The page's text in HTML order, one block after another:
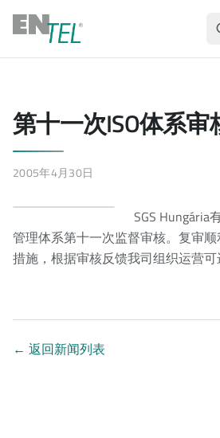
第十一次ISO体系
2005年4月30日
SGS Hungária
管理体系第十一次监督审核。复审
措施，根据审核反馈我司组织运营可
← 返回新闻列表